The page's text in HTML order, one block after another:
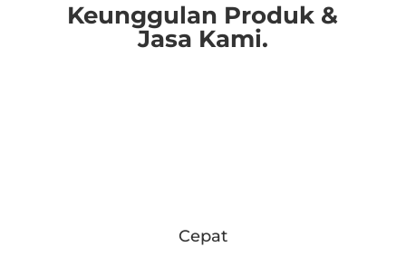
Keunggulan Produk &
Jasa Kami.
Cepat